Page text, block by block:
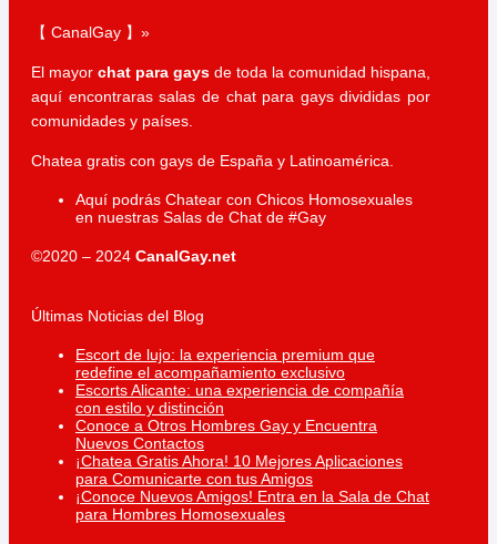
【 CanalGay 】»
El mayor chat para gays de toda la comunidad hispana,
aquí encontraras salas de chat para gays divididas por
comunidades y países.
Chatea gratis con gays de España y Latinoamérica.
Aquí podrás Chatear con Chicos Homosexuales
en nuestras Salas de Chat de #Gay
©2020 – 2024 CanalGay.net
Últimas Noticias del Blog
Escort de lujo: la experiencia premium que
redefine el acompañamiento exclusivo
Escorts Alicante: una experiencia de compañía
con estilo y distinción
Conoce a Otros Hombres Gay y Encuentra
Nuevos Contactos
¡Chatea Gratis Ahora! 10 Mejores Aplicaciones
para Comunicarte con tus Amigos
¡Conoce Nuevos Amigos! Entra en la Sala de Chat
para Hombres Homosexuales